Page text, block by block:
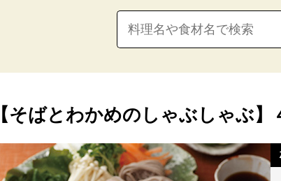
【そばとわかめのしゃぶしゃぶ】